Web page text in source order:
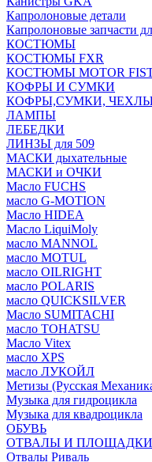
Капролоновые детали
Капролоновые запчасти
КОСТЮМЫ
КОСТЮМЫ FXR
КОСТЮМЫ MOTOR
КОФРЫ И СУМКИ
КОФРЫ,СУМКИ, ЧЕХЛЫ
ЛАМПЫ
ЛЕБЕДКИ
ЛИНЗЫ для 509
МАСКИ дыхательные
МАСКИ и ОЧКИ
Масло FUCHS
масло G-MOTION
Масло HIDEA
Масло LiquiMoly
масло MANNOL
масло MOTUL
масло OILRIGHT
масло POLARIS
масло QUICKSILVER
Масло SUMITACHI
масло TOHATSU
Масло Vitex
масло XPS
масло ЛУКОЙЛ
Метизы (Русская
Музыка для гидроцикла
Музыка для квадроцикла
ОБУВЬ
ОТВАЛЫ И ПЛОЩАДКИ
Отвалы Риваль